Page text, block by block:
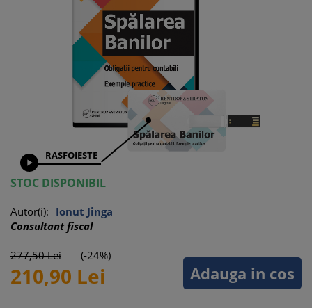

RASFOIESTE
STOC DISPONIBIL
Autor(i): Ionut Jinga
Consultant fiscal
Adauga in cos
277,50Lei (-24%)
210,90 Lei